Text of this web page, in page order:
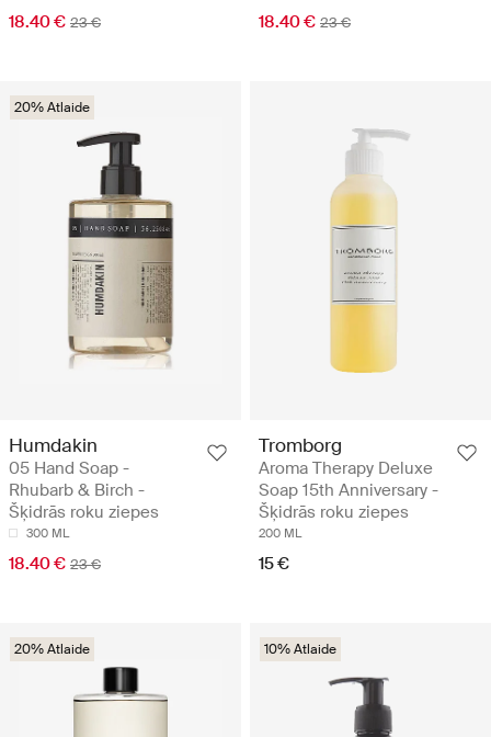
18.40 € 23 € 18.40 € 23 €
20% Atlaide
Humdakin
05 Hand Soap -
Rhubarb & Birch -
Šķidrās roku ziepes
300 ML
18.40 € 23 €
Tromborg
Aroma Therapy Deluxe
Soap 15th Anniversary -
Šķidrās roku ziepes
200 ML
15 €
20% Atlaide 10% Atlaide